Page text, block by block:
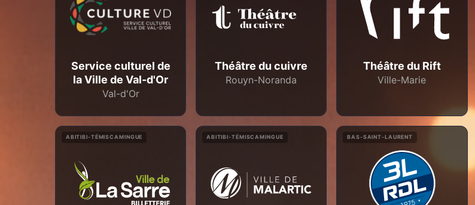
Service culturel de
la Ville de Val-d'Or
Val-d'Or
Théâtre du cuivre
Rouyn-Noranda
Théâtre du Rift
Ville-Marie
ABITIBI-TÉMISCAMINGUE ABITIBI-TÉMISCAMINGUE BAS-SAINT-LAURENT